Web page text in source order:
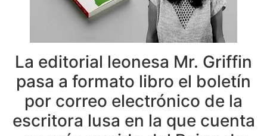
La editorial leonesa Mr. Griffin
pasa a formato libro el boletín
por correo electrónico de la
escritora lusa en la que cuenta